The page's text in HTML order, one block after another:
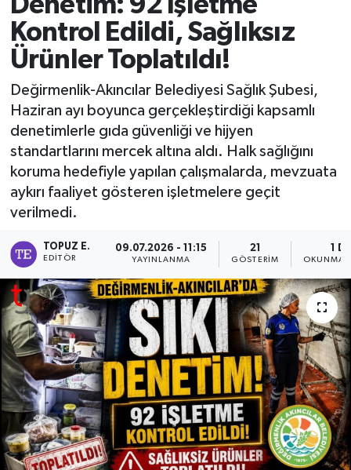
Kontrol Edildi, Sağlıksız
Ürünler Toplatıldı!
Değirmenlik-Akıncılar Belediyesi Sağlık Şubesi,
Haziran ayı boyunca gerçekleştirdiği kapsamlı
denetimlerle gıda güvenliği ve hijyen
standartlarını mercek altına aldı. Halk sağlığını
koruma hedefiyle yapılan çalışmalarda, mevzuata
aykırı faaliyet gösteren işletmelere geçit
verilmedi.
TOPUZ E.
EDITÖR
09.07.2026 - 11:15
YAYINLANMA
21
GÖSTERIM
1 DK
OKUNMA
SPOR
TEKNOLOJİ
TÜRKİYE
Son Dakika Haberleri
Haber Arşivi